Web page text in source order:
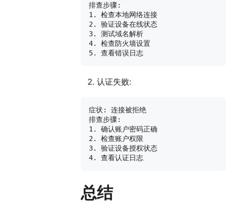
排查步骤:
1. 检查本地网络连接
2. 验证设备在线状态
3. 测试域名解析
4. 检查防火墙设置
认证失败:
症状: 连接被拒绝
排查步骤:
1. 确认账户密码正确
2. 检查账户权限
3. 验证设备授权状态
总结